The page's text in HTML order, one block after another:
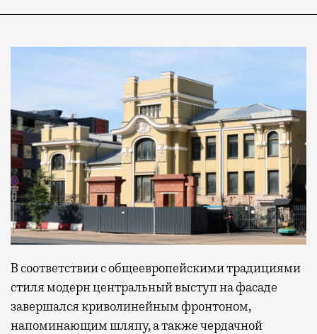
В соответствии с общеевропейскими традициями
стиля модерн центральный выступ на фасаде
завершался криволинейным фронтоном,
напоминающим шляпу, а также чердачной